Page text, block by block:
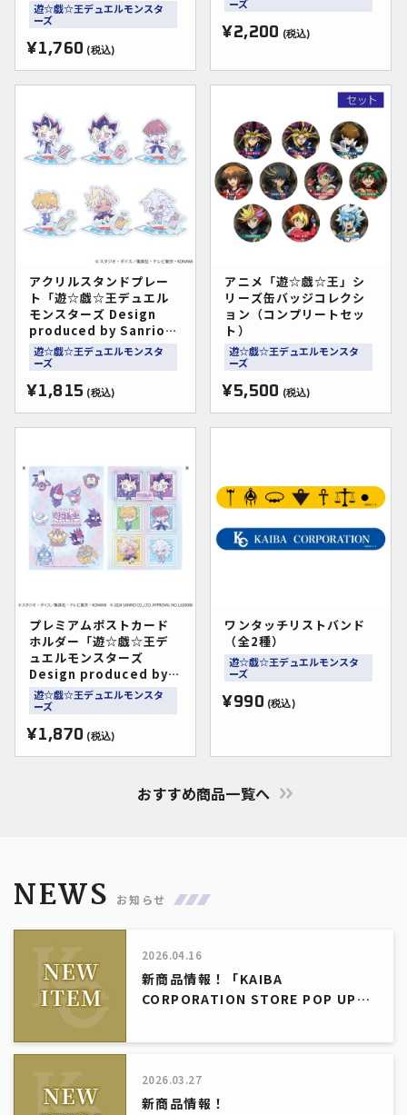
遊☆戯☆王デュエルモンスタ
ーズ
¥1,760 (税込)
ーズ
¥2,200 (税込)
アクリルスタンドプレー
ト「遊☆戯☆王デュエル
モンスターズ Design
produced by Sanrio」
(全6種)(コラボイラスト)
遊☆戯☆王デュエルモンスタ
ーズ
¥1,815 (税込)
アニメ「遊☆戯☆王」シ
リーズ缶バッジコレクシ
ョン（コンプリートセッ
ト）
遊☆戯☆王デュエルモンスタ
ーズ
¥5,500 (税込)
プレミアムポストカード
ホルダー「遊☆戯☆王デ
ュエルモンスターズ
Design produced by
Sanrio＆サンリオキャラ
クターズコラボ」(コラボ
遊☆戯☆王デュエルモンスタ
ーズ
¥1,870 (税込)
ワンタッチリストバンド
（全2種）
遊☆戯☆王デュエルモンスタ
ーズ
¥990 (税込)
おすすめ商品一覧へ
NEWS お知らせ
2026.04.16
新商品情報！「KAIBA
CORPORATION STORE POP UP
2026.03.27
新商品情報！